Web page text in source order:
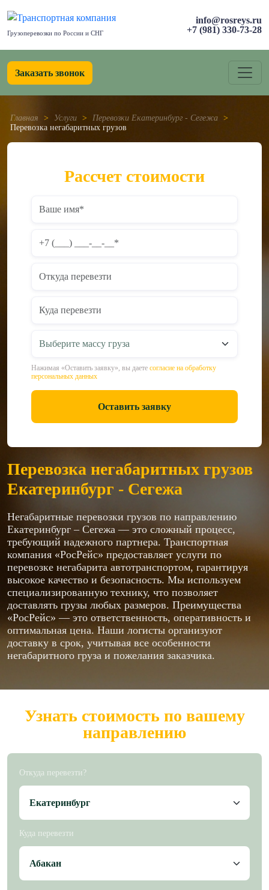
Грузоперевозки по России и СНГ
info@rosreys.ru
+7 (981) 330-73-28
Заказать звонок
Главная > Услуги > Перевозки Екатеринбург - Сегежа >
Перевозка негабаритных грузов
Перевозка негабаритных грузов
Екатеринбург - Сегежа
Негабаритные перевозки грузов по направлению
Екатеринбург – Сегежа — это сложный процесс,
требующий надежного партнера. Транспортная
компания «РосРейс» предоставляет услуги по
перевозке негабарита автотранспортом, гарантируя
высокое качество и безопасность. Мы используем
специализированную технику, что позволяет
доставлять грузы любых размеров. Преимущества
«РосРейс» — это ответственность, оперативность и
оптимальная цена. Наши логисты организуют
доставку в срок, учитывая все особенности
негабаритного груза и пожелания заказчика.
Рассчет стоимости
Нажимая «Оставить заявку», вы даете согласие на обработку
персональных данных
Оставить заявку
Узнать стоимость по вашему
направлению
Откуда перевезти?
Куда перевезти